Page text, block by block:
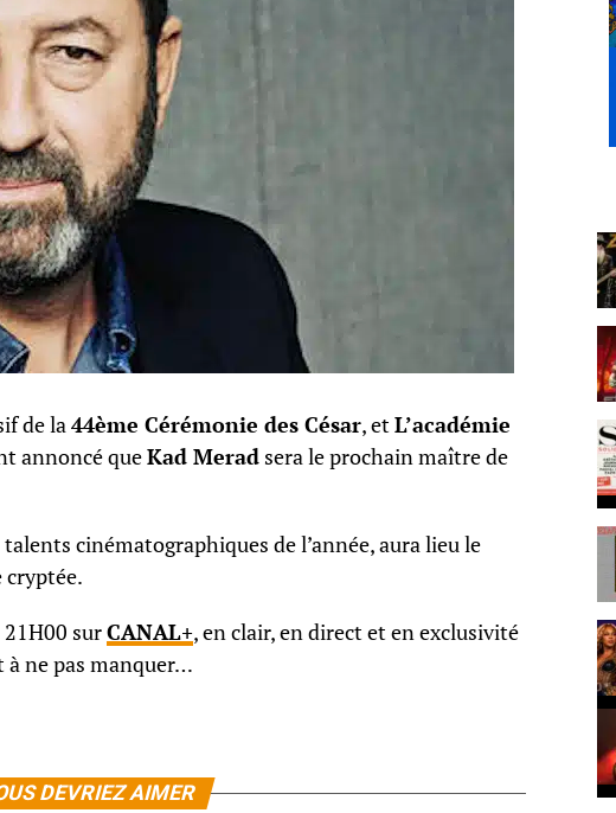
de la44ème Cérémonie des César, etL’académie
annoncé queKad Merad sera le prochain maître de
cinématographiques de l’année, aura lieu le
cryptée.
surCANAL+, en clair, en direct et en exclusivité
à ne pas manquer…
DEVRIEZ AIMER